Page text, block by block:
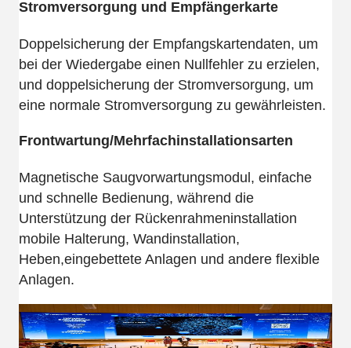
Stromversorgung und Empfängerkarte
Doppelsicherung der Empfangskartendaten, um
bei der Wiedergabe einen Nullfehler zu erzielen,
und doppelsicherung der Stromversorgung, um
eine normale Stromversorgung zu gewährleisten.
Frontwartung/Mehrfachinstallationsarten
Magnetische Saugvorwartungsmodul, einfache
und schnelle Bedienung, während die
Unterstützung der Rückenrahmeninstallation
mobile Halterung, Wandinstallation,
Heben,eingebettete Anlagen und andere flexible
Anlagen.